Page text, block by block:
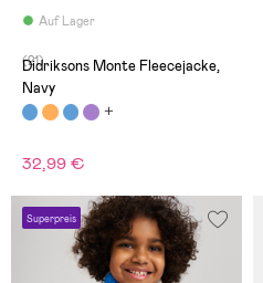
Auf Lager
(21)
Didriksons Monte Fleecejacke,
Navy
32,99 €
Superpreis